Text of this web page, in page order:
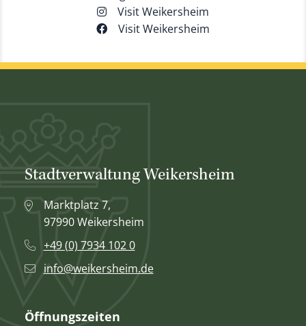
Visit Weikersheim
Visit Weikersheim
Stadtverwaltung Weikersheim
Marktplatz 7,
97990 Weikersheim
+49 (0) 7934 102 0
info@weikersheim.de
Öffnungszeiten